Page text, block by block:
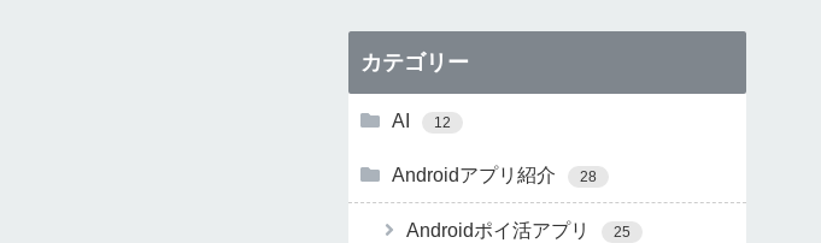
カテゴリー
AI 12
Androidアプリ紹介 28
Androidポイ活アプリ 25